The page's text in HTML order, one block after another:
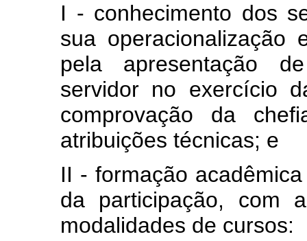
I - conhecimento dos
sua operacionalização
pela apresentação
servidor no exercício
comprovação da
atribuições técnicas; e
II - formação
da participação, com
modalidades de cursos: